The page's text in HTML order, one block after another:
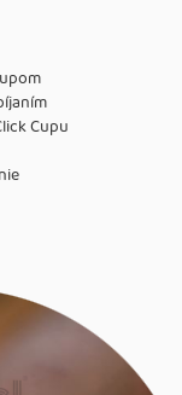
Cupu